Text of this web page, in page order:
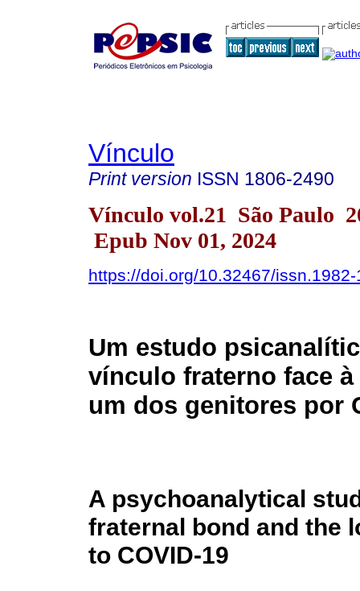
Vínculo
Print version ISSN 1806-2490
Vínculo vol.21 São Paulo
Epub Nov 01, 2024
https://doi.org/10.32467/
Um estudo
vínculo fraterno face à
um dos genitores por
A psychoanalytical
fraternal bond and the
to COVID-19